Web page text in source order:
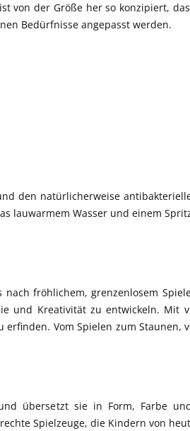
von der Größe her so konzipiert,
Bedürfnisse angepasst werden.
den natürlicherweise
lauwarmem Wasser und einem
fröhlichem, grenzenlosem
und Kreativität zu entwickeln.
Vom Spielen zum
übersetzt sie in Form, Farbe
Spielzeuge, die Kindern von